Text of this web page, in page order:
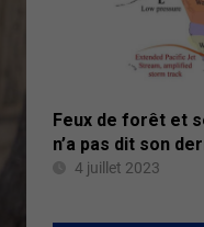
Feux de forêt et
n’a pas dit son
4 juillet 2023